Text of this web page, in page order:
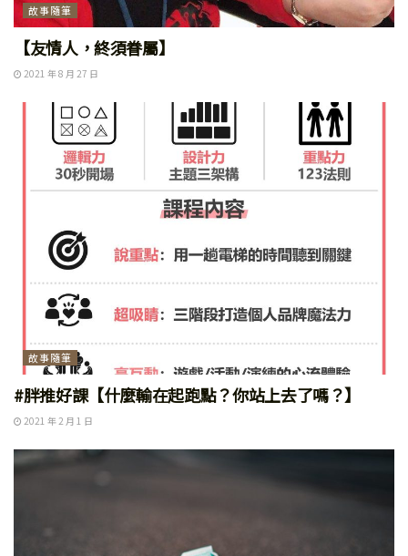
故事隨筆
【友情人，終須眷屬】
2021 年 8 月 27 日
故事隨筆
#胖推好課【什麼輸在起跑點？你站上去了嗎？】
2021 年 2 月 1 日